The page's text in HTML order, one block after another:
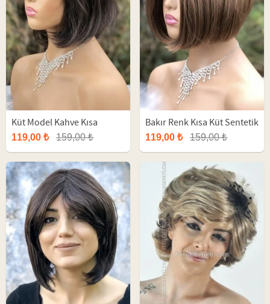
Küt Model Kahve Kısa
Sentetik Peruk
119,00 ₺ 159,00 ₺
Bakır Renk Kısa Küt Sentetik
Peruk
119,00 ₺ 159,00 ₺